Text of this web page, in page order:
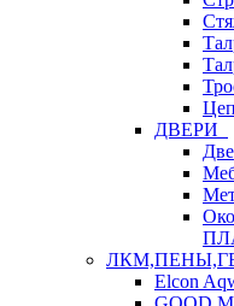
ДВЕРИ
Elcon